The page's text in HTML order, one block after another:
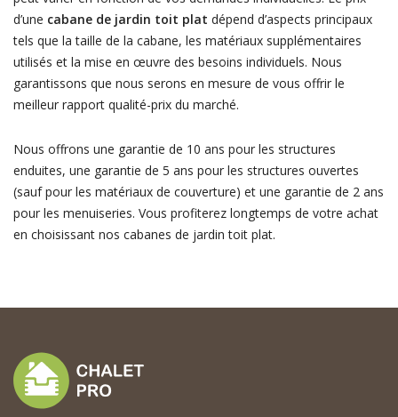
d’une cabane de jardin toit plat dépend d’aspects principaux
tels que la taille de la cabane, les matériaux supplémentaires
utilisés et la mise en œuvre des besoins individuels. Nous
garantissons que nous serons en mesure de vous offrir le
meilleur rapport qualité-prix du marché.
Nous offrons une garantie de 10 ans pour les structures
enduites, une garantie de 5 ans pour les structures ouvertes
(sauf pour les matériaux de couverture) et une garantie de 2 ans
pour les menuiseries. Vous profiterez longtemps de votre achat
en choisissant nos cabanes de jardin toit plat.